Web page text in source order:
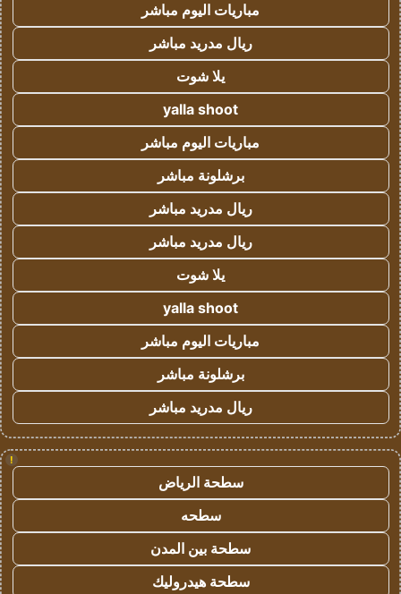
مباريات اليوم مباشر
ريال مدريد مباشر
يلا شوت
yalla shoot
مباريات اليوم مباشر
برشلونة مباشر
ريال مدريد مباشر
ريال مدريد مباشر
يلا شوت
yalla shoot
مباريات اليوم مباشر
برشلونة مباشر
ريال مدريد مباشر
!
سطحة الرياض
سطحه
سطحة بين المدن
سطحة هيدروليك